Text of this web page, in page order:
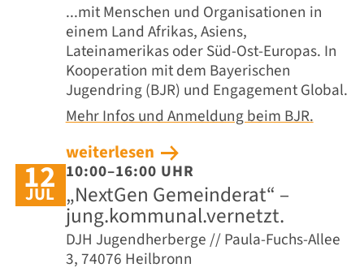
...mit Menschen und Organisationen in
einem Land Afrikas, Asiens,
Lateinamerikas oder Süd-Ost-Europas. In
Kooperation mit dem Bayerischen
Jugendring (BJR) und Engagement Global.
Mehr Infos und Anmeldung beim BJR.
weiterlesen
12
JUL
10:00–16:00 UHR
„NextGen Gemeinderat“ –
jung.kommunal.vernetzt.
DJH Jugendherberge // Paula-Fuchs-Allee
3, 74076 Heilbronn